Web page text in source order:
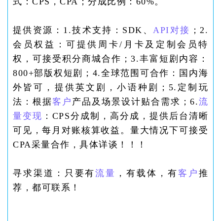
提供资源：1.技术支持：SDK、 API对接 ；2.
会员权益：可提供周卡/月卡及定制会员特
权，可接受积分商城合作；3.丰富短剧内容：
800+部版权短剧；4.全球范围可合作：国内海
外皆可，提供英文剧，小语种剧；5.定制玩
法：根据客户 产品及场景设计贴合需求；6.流
量变现 ：CPS分成制，高分成，提供后台清晰
可见，每月对账核算收益。量大情况下可接受
CPA采量合作，具体详谈！！！
寻求渠道：只要有流量 ，有载体，有客户 推
荐，都可联系！